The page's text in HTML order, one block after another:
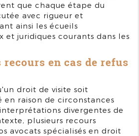
que chaque étape du
avec rigueur et
ainsi les écueils
juridiques courants dans les
en cas de refus
droit de visite soit
en raison de circonstances
divergentes de
plusieurs recours
avocats spécialisés en droit